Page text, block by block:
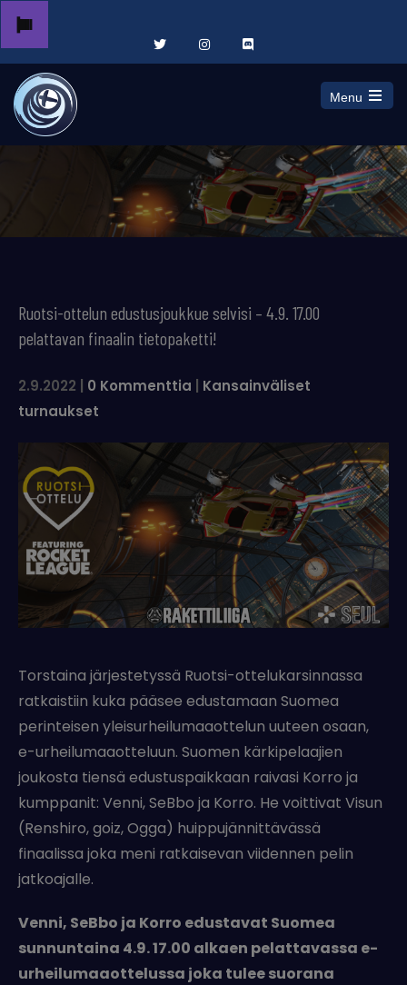
Menu
Open
menu
Ruotsi-ottelun edustusjoukkue selvisi – 4.9. 17.00
pelattavan finaalin tietopaketti!
2.9.2022 0 Kommenttia
Kansainväliset
turnaukset
Torstaina järjestetyssä Ruotsi-ottelukarsinnassa
ratkaistiin kuka pääsee edustamaan Suomea
perinteisen yleisurheilumaaottelun uuteen osaan,
e-urheilumaaotteluun. Suomen kärkipelaajien
joukosta tiensä edustuspaikkaan raivasi Korro ja
kumppanit: Venni, SeBbo ja Korro. He voittivat Visun
(Renshiro, goiz, Ogga) huippujännittävässä
finaalissa joka meni ratkaisevan viidennen pelin
jatkoajalle.
Venni, SeBbo ja Korro edustavat Suomea
sunnuntaina 4.9. 17.00 alkaen pelattavassa e-
urheilumaaottelussa joka tulee suorana